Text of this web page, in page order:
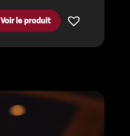
Voir le produit